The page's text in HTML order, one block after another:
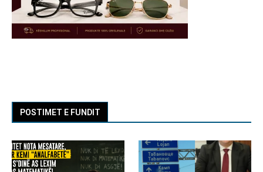
POSTIMET E FUNDIT